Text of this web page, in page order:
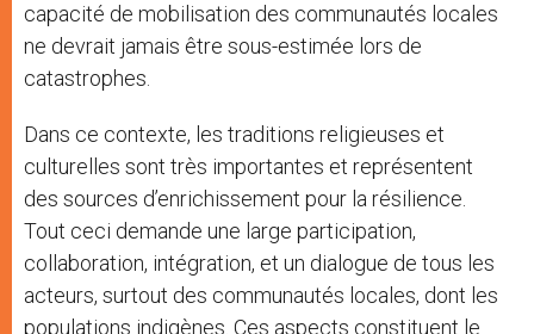
capacité de mobilisation des communautés locales
ne devrait jamais être sous-estimée lors de
catastrophes.
Dans ce contexte, les traditions religieuses et
culturelles sont très importantes et représentent
des sources d’enrichissement pour la résilience.
Tout ceci demande une large participation,
collaboration, intégration, et un dialogue de tous les
acteurs, surtout des communautés locales, dont les
populations indigènes. Ces aspects constituent le